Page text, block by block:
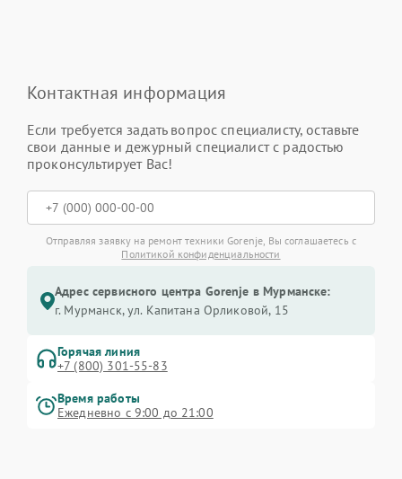
Контактная информация
Если требуется задать вопрос специалисту, оставьте
свои данные и дежурный специалист с радостью
проконсультирует Вас!
Отправляя заявку на ремонт техники Gorenje, Вы соглашаетесь с
Политикой конфиденциальности
Адрес сервисного центра Gorenje в Мурманске:
г. Мурманск, ул. Капитана Орликовой, 15
Горячая линия
+7 (800) 301-55-83
Время работы
Ежедневно с 9:00 до 21:00